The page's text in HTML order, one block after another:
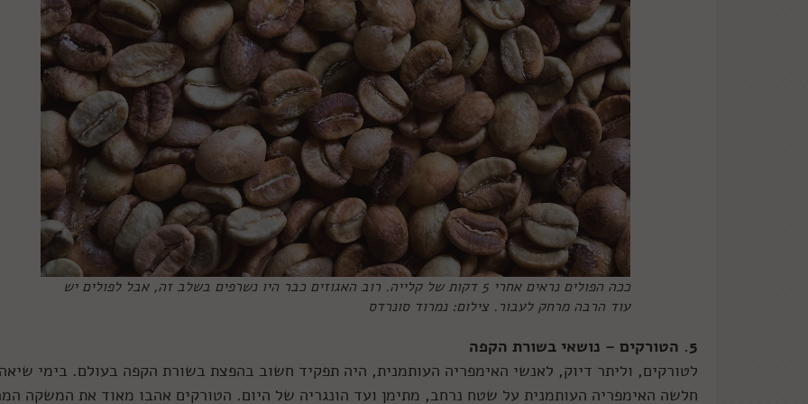
ככה הפולים נראים אחרי 5 דקות של קלייה. רוב האגוזים כבר היו נשרפים בשלב זה, אבל לפולים יש
עוד הרבה מרחק לעבור. צילום: נמרוד סונרדס
5. הטורקים – נושאי בשורת הקפה
לטורקים, וליתר דיוק, לאנשי האימפריה העותמנית, היה תפקיד חשוב בהפצת בשורת הקפה בעולם. בימי
חלשה האימפריה העותמנית על שטח נרחב, מתימן ועד הונגריה של היום. הטורקים אהבו מאוד את המשקה